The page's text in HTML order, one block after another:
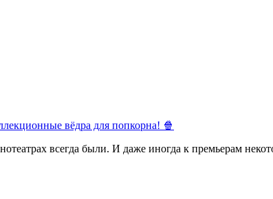
вёдра для попкорна! 🍿
всегда были. И даже иногда к премьерам